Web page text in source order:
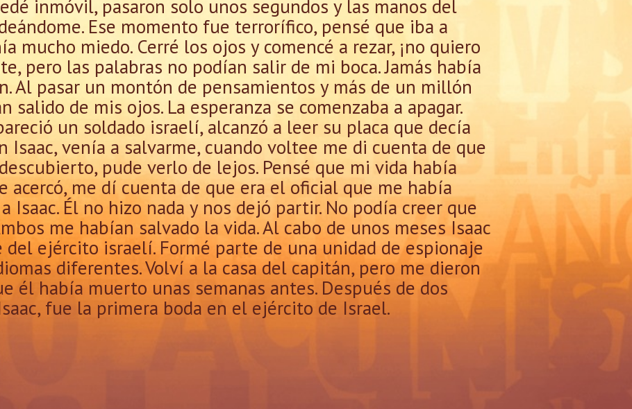
inmóvil, pasaron solo unos segundos y las manos del
Ese momento fue terrorífico, pensé que iba a
mucho miedo. Cerré los ojos y comencé a rezar, ¡no quiero
pero las palabras no podían salir de mi boca. Jamás había
Al pasar un montón de pensamientos y más de un millón
salido de mis ojos. La esperanza se comenzaba a apagar.
un soldado israelí, alcanzó a leer su placa que decía
Isaac, venía a salvarme, cuando voltee me di cuenta de que
pude verlo de lejos. Pensé que mi vida había
acercó, me dí cuenta de que era el oficial que me había
Isaac. Él no hizo nada y nos dejó partir. No podía creer que
me habían salvado la vida. Al cabo de unos meses Isaac
ejército israelí. Formé parte de una unidad de espionaje
diferentes. Volví a la casa del capitán, pero me dieron
él había muerto unas semanas antes. Después de dos
fue la primera boda en el ejército de Israel.